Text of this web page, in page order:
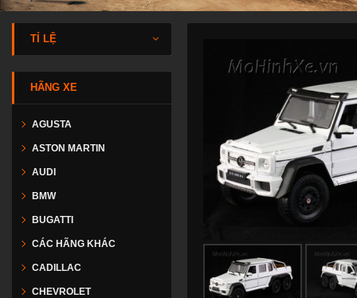
TỈ LỆ
HÃNG XE
AGUSTA
ASTON MARTIN
AUDI
BMW
BUGATTI
CÁC HÃNG KHÁC
CADILLAC
CHEVROLET